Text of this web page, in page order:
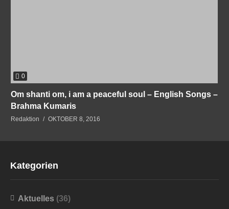
0
Om shanti om, i am a peaceful soul – English Songs –
Brahma Kumaris
Redaktion OKTOBER 8, 2016
Kategorien
Aktuelles (36)